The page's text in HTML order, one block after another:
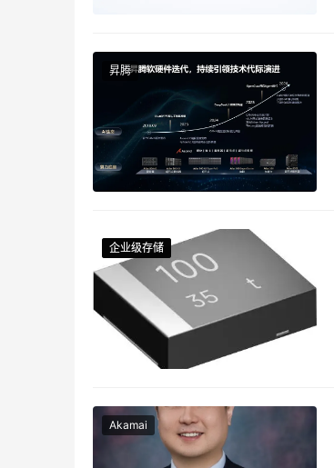
昇腾
企业级存储
企业级存储
企业级存储
企业级存储
Akamai